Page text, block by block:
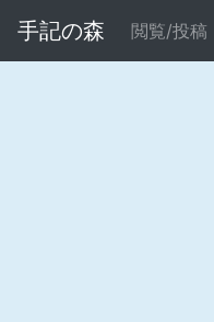
手記の森 閲覧/投稿